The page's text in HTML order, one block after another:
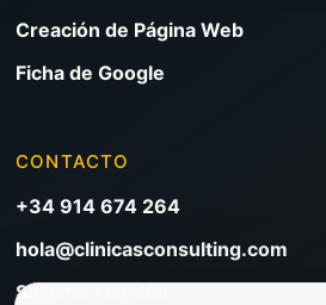
Creación de Página Web
Ficha de Google
CONTACTO
+34 914 674 264
hola@clinicasconsulting.com
Solicitar reunión